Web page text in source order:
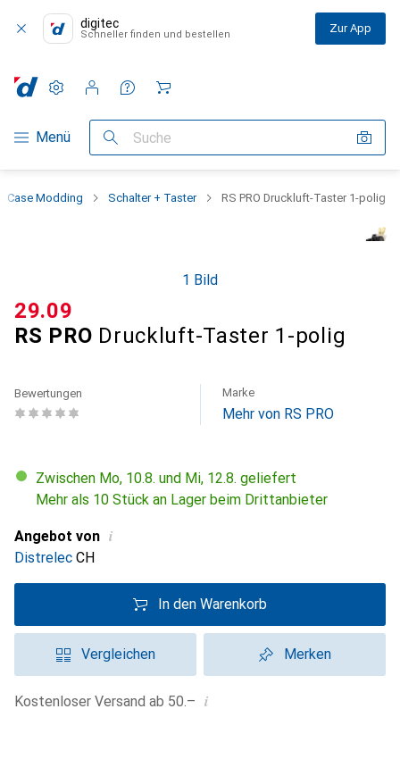
digitec
Schneller finden und bestellen Zur App
Navigation nach Kategorien
Menü Suche
Einstellungen
Kundenkonto
Vergleichslisten
Merklisten
Warenkorb
Case Modding Schalter + Taster RS PRO Druckluft-Taster 1-polig
1 Bild
RS PRO Druckluft-Taster 1-polig
CHF
29.09
Bewertungen Marke
Mehr von RS PRO
Zwischen Mo, 10.8. und Mi, 12.8. geliefert
Mehr als 10 Stück an Lager beim Drittanbieter
Angebot von i
Distrelec CH
In den Warenkorb
Vergleichen Merken
Kostenloser Versand ab 50.– i